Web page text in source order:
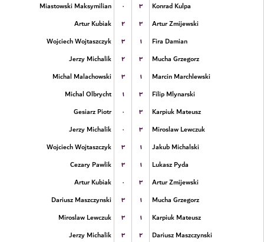
Miastowski Maksymilian
۰ ۳
Konrad Kulpa
Artur Kubiak
۲ ۳
Artur Zmijewski
Wojciech Wojtaszczyk
۳ ۱
Fira Damian
Jerzy Michalik
۲ ۳
Mucha Grzegorz
Michal Malachowski
۳ ۱
Marcin Marchlewski
Michal Olbrycht
۱ ۳
Filip Mlynarski
Gesiarz Piotr
۰ ۳
Karpiuk Mateusz
Jerzy Michalik
۰ ۳
Miroslaw Lewczuk
Wojciech Wojtaszczyk
۳ ۱
Jakub Michalski
Cezary Pawlik
۳ ۱
Lukasz Pyda
Artur Kubiak
۰ ۳
Artur Zmijewski
Dariusz Maszczynski
۳ ۱
Mucha Grzegorz
Miroslaw Lewczuk
۳ ۱
Karpiuk Mateusz
Jerzy Michalik
۳ ۲
Dariusz Maszczynski